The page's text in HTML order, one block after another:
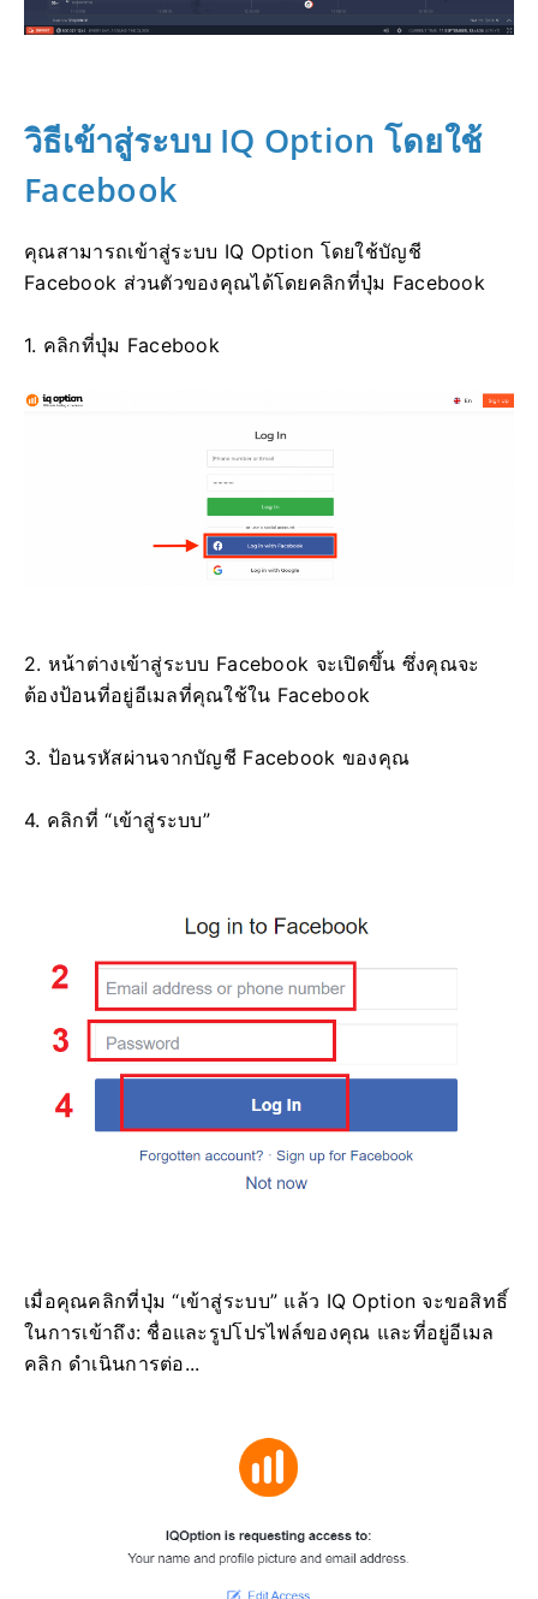
วิธีเข้าสู่ระบบ IQ Option โดยใช้
Facebook
คุณสามารถเข้าสู่ระบบ IQ Option โดยใช้บัญชี
Facebook ส่วนตัวของคุณได้โดยคลิกที่ปุ่ม Facebook
1. คลิกที่ปุ่ม Facebook
2. หน้าต่างเข้าสู่ระบบ Facebook จะเปิดขึ้น ซึ่งคุณจะ
ต้องป้อนที่อยู่อีเมลที่คุณใช้ใน Facebook
3. ป้อนรหัสผ่านจากบัญชี Facebook ของคุณ
4. คลิกที่ “เข้าสู่ระบบ”
เมื่อคุณคลิกที่ปุ่ม “เข้าสู่ระบบ” แล้ว IQ Option จะขอสิทธิ์
ในการเข้าถึง: ชื่อและรูปโปรไฟล์ของคุณ และที่อยู่อีเมล
คลิก ดำเนินการต่อ...